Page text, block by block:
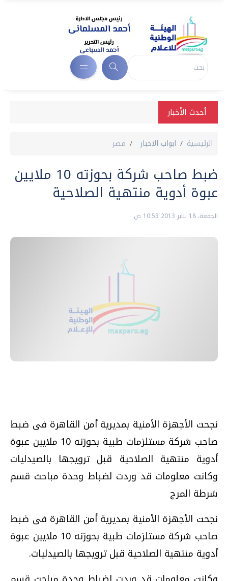
أحدث الأخبار
الرئيسية ابواب الاخبار مصر
ضبط صاحب شركة بحوزته 10 ملايين
عبوة أدوية منتهية الصلاحية
الجمعة، 18 يناير 2013 10:53 ص
نجحت الأجهزة الأمنية بمديرية أمن القاهرة فى ضبط
صاحب شركة مستلزمات طبية بحوزته 10 ملايين عبوة
أدوية منتهية الصلاحية قبل ترويجها بالصيدليات
وكانت معلومات قد وردت لضباط وحدة مباحث قسم
شرطة المرج
نجحت الأجهزة الأمنية بمديرية أمن القاهرة فى ضبط
صاحب شركة مستلزمات طبية بحوزته 10 ملايين عبوة
أدوية منتهية الصلاحية قبل ترويجها بالصيدليات.